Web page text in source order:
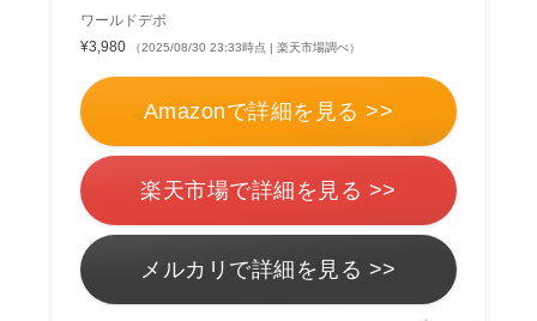
ワールドデポ
¥3,980
（2025/08/30 23:33時点 | 楽天市場調べ）
Amazonで詳細を見る >>
楽天市場で詳細を見る >>
メルカリで詳細を見る >>